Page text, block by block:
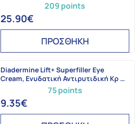
209 points
25.90€
ΠΡΟΣΘΗΚΗ
75 points
Diadermine Lift+ Superfiller Eye
Cream, Ενυδατική Αντιρυτιδική Κρ …
9.35€